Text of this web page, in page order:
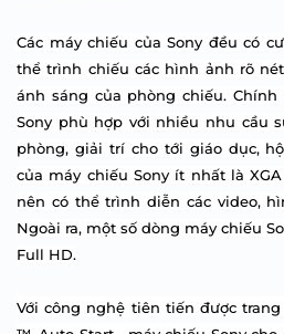
Các máy chiếu của Sony đều có
thể trình chiếu các hình ảnh rõ
ánh sáng của phòng chiếu.
Sony phù hợp với nhiều nhu cầu
phòng, giải trí cho tới giáo dục,
của máy chiếu Sony ít nhất là
nên có thể trình diễn các video,
Ngoài ra, một số dòng máy chiếu
Full HD.
Với công nghệ tiên tiến được trang